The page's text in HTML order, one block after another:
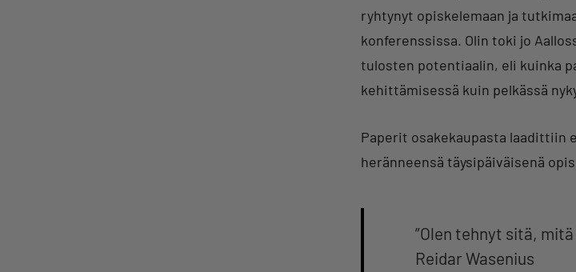
ryhtynyt opiskelemaan ja
konferenssissa. Olin toki jo
tulosten potentiaalin, eli kuinka
kehittämisessä kuin pelkässä
Paperit osakekaupasta laadittiin
heränneensä täysipäiväisenä
”Olen tehnyt sitä,
Reidar Wasenius